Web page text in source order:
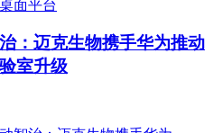
：迈克生物携手华为推动
室升级